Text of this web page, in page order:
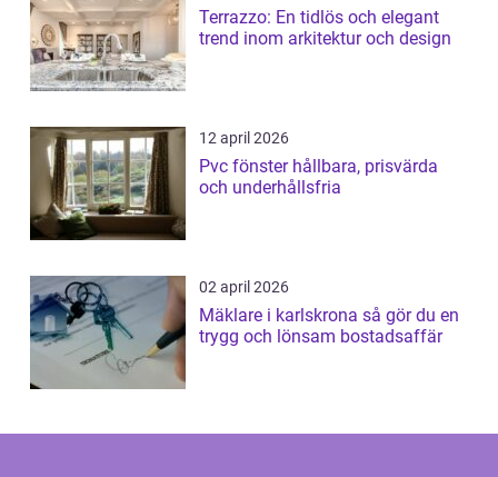
Terrazzo: En tidlös och elegant
trend inom arkitektur och design
12 april 2026
Pvc fönster hållbara, prisvärda
och underhållsfria
02 april 2026
Mäklare i karlskrona så gör du en
trygg och lönsam bostadsaffär